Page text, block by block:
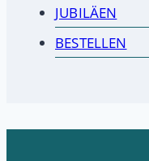
JUBILÄEN
BESTELLEN